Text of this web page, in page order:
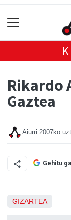
Rikardo
Gaztea
Aiurri 2007ko
Gehitu
GIZARTEA